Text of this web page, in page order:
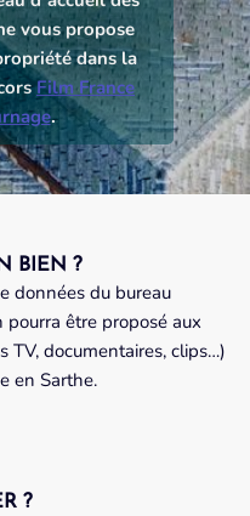
vous propose
dans la
Film France
.
BIEN ?
données du bureau
pourra être proposé aux
TV, documentaires, clips…)
en Sarthe.
?